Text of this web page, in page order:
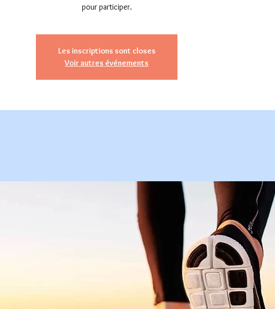
pour participer.
Les inscriptions sont closes
Voir autres événements